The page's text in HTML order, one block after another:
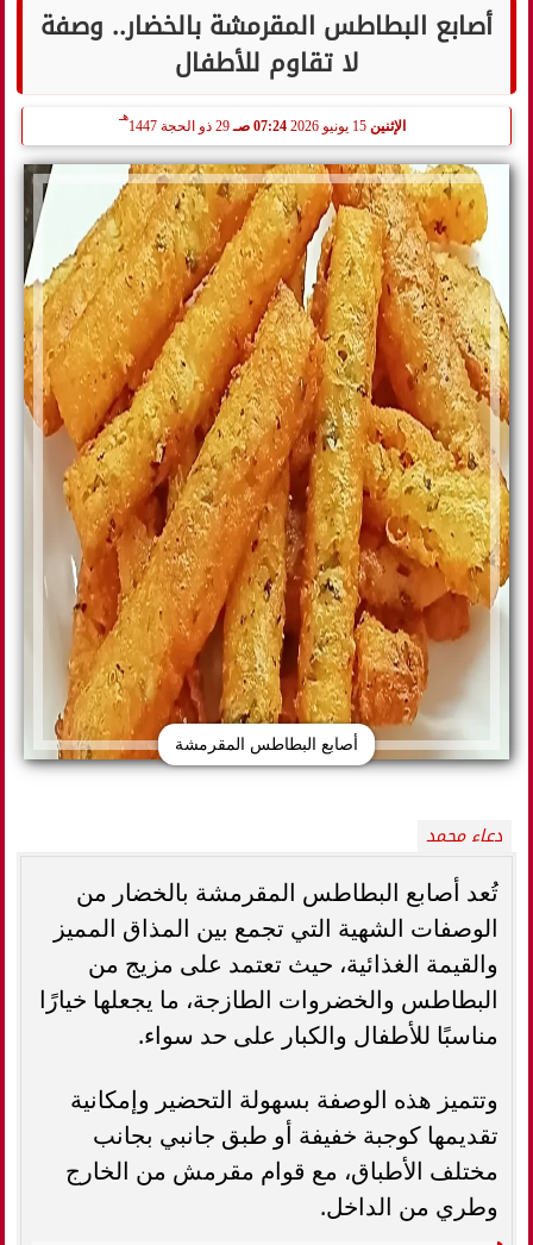
أصابع البطاطس المقرمشة بالخضار.. وصفة
لا تقاوم للأطفال
الإثنين 15 يونيو 2026 07:24 صـ 29 ذو الحجة 1447
هـ
أصابع البطاطس المقرمشة
دعاء محمد
تُعد أصابع البطاطس المقرمشة بالخضار من
الوصفات الشهية التي تجمع بين المذاق المميز
والقيمة الغذائية، حيث تعتمد على مزيج من
البطاطس والخضروات الطازجة، ما يجعلها خيارًا
مناسبًا للأطفال والكبار على حد سواء.
وتتميز هذه الوصفة بسهولة التحضير وإمكانية
تقديمها كوجبة خفيفة أو طبق جانبي بجانب
مختلف الأطباق، مع قوام مقرمش من الخارج
وطري من الداخل.